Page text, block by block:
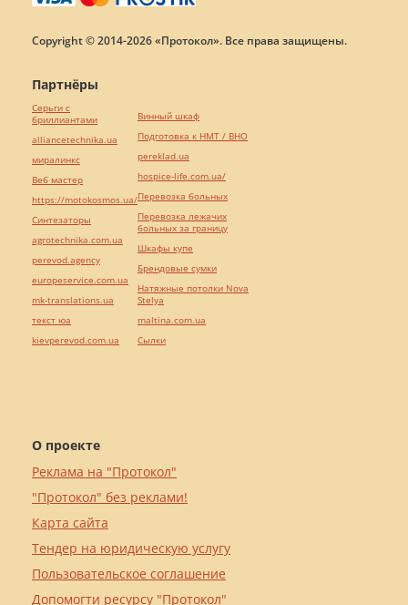
Copyright © 2014-2026 «Протокол». Все права защищены.
О проекте
Реклама на "Протокол"
"Протокол" без реклами!
Карта сайта
Тендер на юридическую услугу
Пользовательское соглашение
Допомогти ресурсу "Протокол"
Партнёры
Серьги с
бриллиантами
alliancetechnika.ua
миралинкс
Веб мастер
https://motokosmos.ua/
Синтезаторы
agrotechnika.com.ua
perevod.agency
europeservice.com.ua
mk-translations.ua
текст юа
kievperevod.com.ua
Винный шкаф
Подготовка к НМТ / ВНО
pereklad.ua
hospice-life.com.ua/
Перевозка больных
Перевозка лежачих
больных за границу
Шкафы купе
Брендовые сумки
Натяжные потолки Nova
Stelya
maltina.com.ua
Cылки